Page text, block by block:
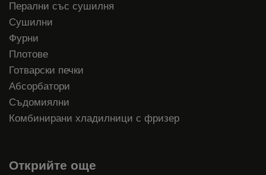
Перални със сушилня
Сушилни
Фурни
Плотове
Готварски печки
Абсорбатори
Съдомиялни
Комбинирани хладилници с фризер
Открийте още